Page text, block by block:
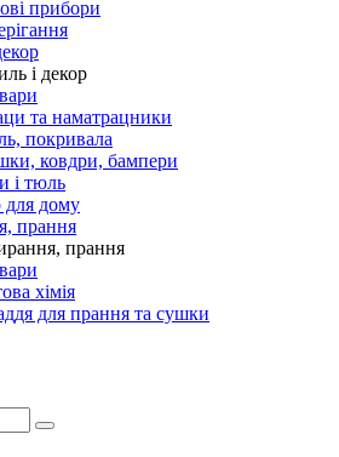
прибори
і декор
та наматрацники
покривала
ковдри, бампери
і тюль
для дому
прання
прання
хімія
для прання та сушки